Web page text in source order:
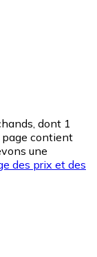
dont 1
page contient
une
des prix et des